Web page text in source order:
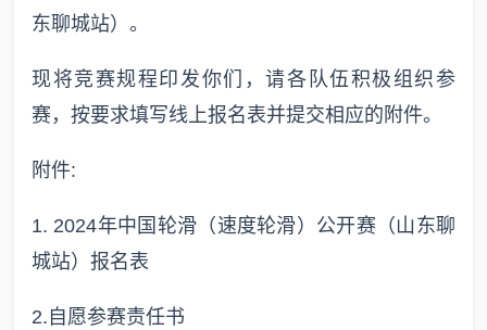
东聊城站）。
现将竞赛规程印发你们，请各队伍积极组织参
赛，按要求填写线上报名表并提交相应的附件。
附件:
1. 2024年中国轮滑（速度轮滑）公开赛（山东聊
城站）报名表
2.自愿参赛责任书